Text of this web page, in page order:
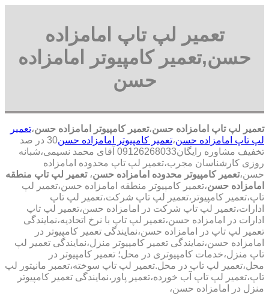
تعمیر لپ تاپ امامزاده
حسن,تعمیر کامپیوتر امامزاده
حسن
تعمیر لپ تاپ امامزاده حسن،تعمیر کامپیوتر امامزاده حسن،تعمیر
لپ تاپ امامزاده حسن،تعمیر کامپیوتر امامزاده حسن
30 در صد
تخفیف مشاوره رایگان09126268033 آقای محمد نسیمی،شبانه
روزی کارشناسان مجرب،تعمیر لپ تاپ محدوده امامزاده
حسن،تعمیر کامپیوتر محدوده امامزاده حسن، تعمیر لپ تاپ منطقه
امامزاده حسن،تعمیر کامپیوتر منطقه امامزاده حسن،تعمیر لپ
تاپ،تعمیر کامپیوتر،تعمیر لپ تاپ شرکت،تعمیر لپ تاپ
ادارات،تعمیر لپ تاپ شرکت در امامزاده حسن،تعمیر لپ تاپ
ادارات در امامزاده حسن،تعمیر لپ تاپ با نرخ اتحادیه،نمایندگی
تعمیر لپ تاپ در امامزاده حسن،نمایندگی تعمیر کامپیوتر در
امامزاده حسن،نمایندگی تعمیر کامپیوتر منزل،نمایندگی تعمیر لپ
تاپ منزل،خدمات کامپیوتری در محل؛ تعمیر کامپیوتر در
محل،تعمیر لپ تاپ در محل.تعمیر لپ تاپ سوخته،تعمبر مانیتور لپ
تاپ،تعمیر لپ تاپ آب خورده،تعمیر پاور،نمایندگی تعمیر کامپیوتر
منزل در امامزاده حسن،